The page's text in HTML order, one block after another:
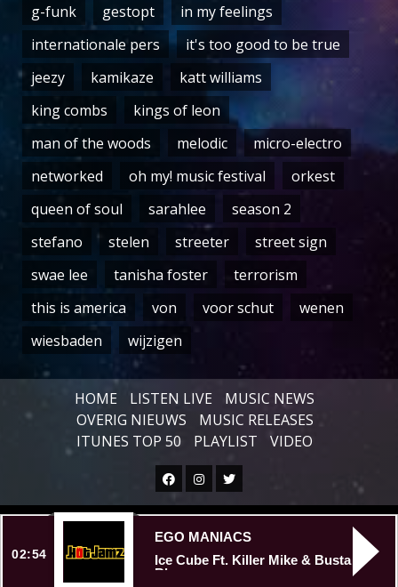
g-funk
gestopt
in my feelings
internationale pers
it's too good to be true
jeezy
kamikaze
katt williams
king combs
kings of leon
man of the woods
melodic
micro-electro
networked
oh my! music festival
orkest
queen of soul
sarahlee
season 2
stefano
stelen streeter
street sign
swae lee
tanisha foster
terrorism
this is america
von voor schut
wenen
wiesbaden
wijzigen
HOME LISTEN LIVE
MUSIC NEWS
OVERIG NIEUWS
MUSIC RELEASES
ITUNES TOP 50
PLAYLIST VIDEO
Facebook
Instagram
Twitter
Copyright © All rights reserved.
02:54
EGO MANIACS
Ice Cube Ft. Killer Mike & Busta
Rhymes